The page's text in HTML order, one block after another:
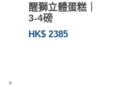
醒獅立體蛋糕｜
3-4磅
HK$ 2385